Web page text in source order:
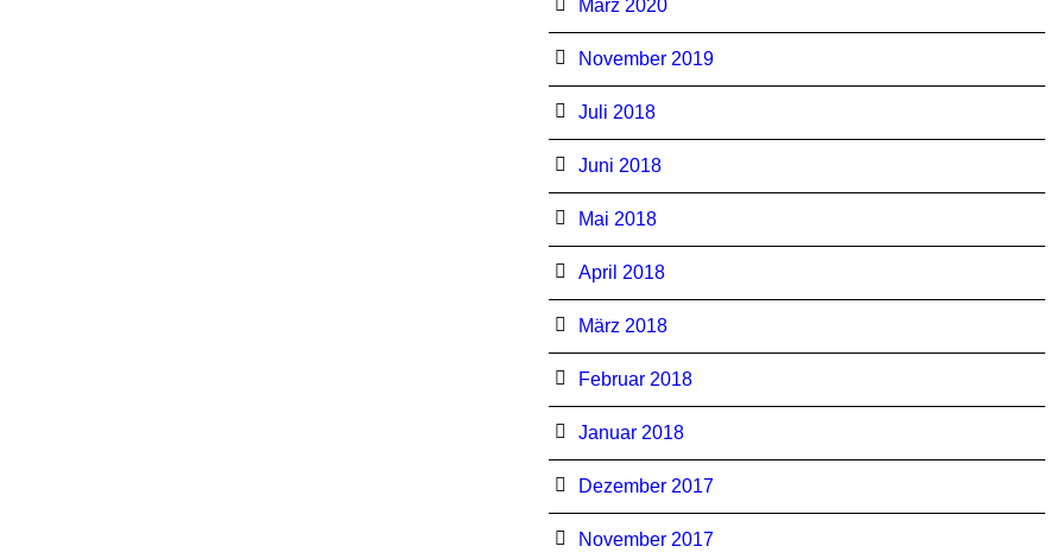
März 2020
November 2019
Juli 2018
Juni 2018
Mai 2018
April 2018
März 2018
Februar 2018
Januar 2018
Dezember 2017
November 2017